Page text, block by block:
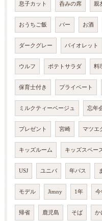
息子カット 呑みの席 親
おうちご飯 バー お酒
ダークグレー バイオレット
ウルフ ポテトサラダ 料
保育士付き プライベート
ミルクティーベージュ 忘年
プレゼント 宮崎 マツエ
キッズルーム キッズスペー
USJ ユニバ 年パス
モデル Jimny 1年 今
帰省 鹿児島 そば か